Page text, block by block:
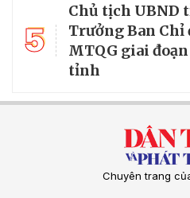
5
Chủ tịch UBND
Trưởng Ban
MTQG giai
tỉnh
Chuyên trang